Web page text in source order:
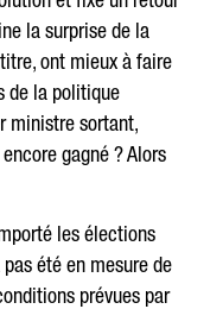
la surprise de la
ont mieux à faire
de la politique
ministre sortant,
gagné ? Alors
les élections
été en mesure de
prévues par